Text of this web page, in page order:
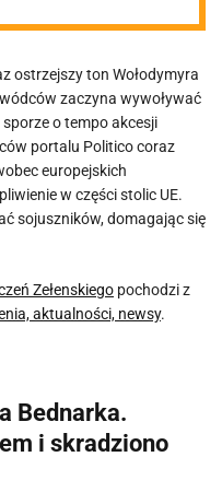
ostrzejszy ton Wołodymyra
zaczyna wywoływać
o tempo akcesji
portalu Politico coraz
europejskich
w części stolic UE.
sojuszników, domagając się
Zełenskiego pochodzi z
aktualności, newsy.
Bednarka.
i skradziono